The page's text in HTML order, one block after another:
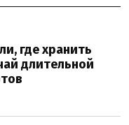
где хранить
длительной